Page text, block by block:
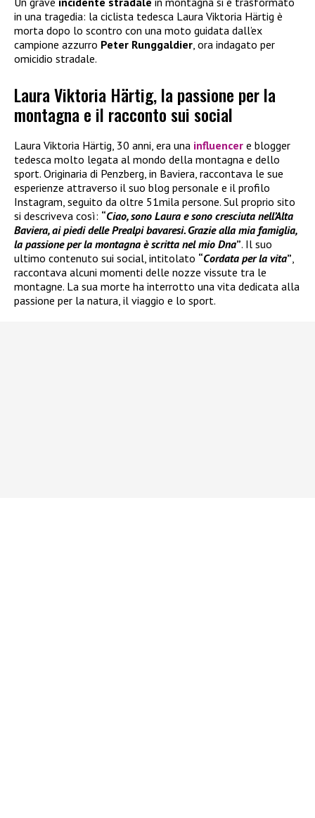
in una tragedia: la ciclista tedesca Laura Viktoria Härtig è
morta dopo lo scontro con una moto guidata dall’ex
campione azzurro Peter Runggaldier, ora indagato per
omicidio stradale.
Laura Viktoria Härtig, la passione per la
montagna e il racconto sui social
Laura Viktoria Härtig, 30 anni, era una influencer e blogger
tedesca molto legata al mondo della montagna e dello
sport. Originaria di Penzberg, in Baviera, raccontava le sue
esperienze attraverso il suo blog personale e il profilo
Instagram, seguito da oltre 51mila persone. Sul proprio sito
si descriveva così: “Ciao, sono Laura e sono cresciuta nell’Alta
Baviera, ai piedi delle Prealpi bavaresi. Grazie alla mia famiglia,
la passione per la montagna è scritta nel mio Dna”. Il suo
ultimo contenuto sui social, intitolato “Cordata per la vita”
raccontava alcuni momenti delle nozze vissute tra le
montagne. La sua morte ha interrotto una vita dedicata alla
passione per la natura, il viaggio e lo sport.